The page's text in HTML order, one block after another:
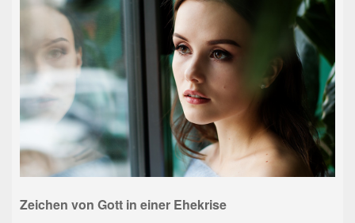
Zeichen von Gott in einer Ehekrise